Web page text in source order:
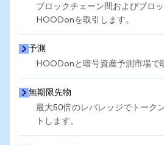
ブロックチェーン間およびブロ
HOODonを取引します。
予測
HOODonと暗号資産予測市場で
無期限先物
最大50倍のレバレッジでトーク
トします。